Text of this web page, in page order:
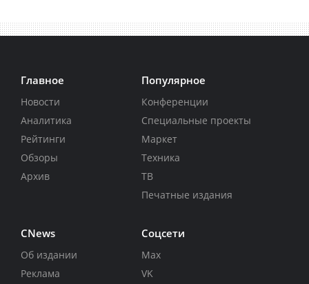
Главное
Новости
Аналитика
Рейтинги
Обзоры
Архив
Популярное
Конференции
Специальные проекты
Маркет
Техника
ТВ
Печатные издания
CNews
Об издании
Реклама
Соцсети
Max
VK